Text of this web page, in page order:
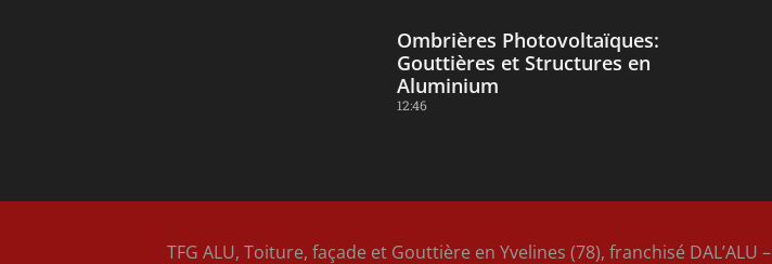
Ombrières Photovoltaïques:
Gouttières et Structures en
Aluminium
12:46
TFG ALU, Toiture, façade et Gouttière en Yvelines (78), franchisé DAL’ALU –